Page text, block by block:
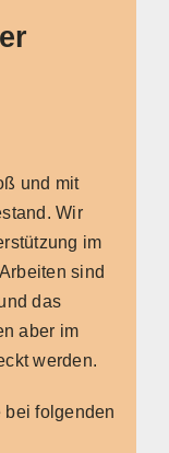
und mit
Wir
im
sind
das
aber im
werden.
folgenden